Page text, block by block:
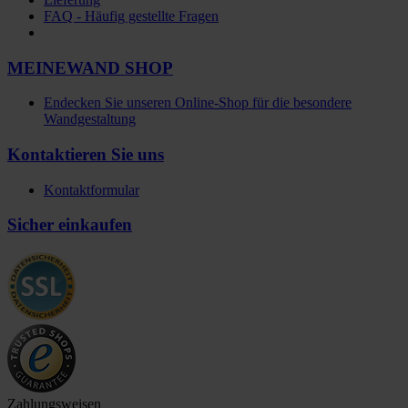
FAQ - Häufig gestellte Fragen
MEINEWAND SHOP
Endecken Sie unseren Online-Shop für die besondere
Wandgestaltung
Kontaktieren Sie uns
Kontaktformular
Sicher einkaufen
Zahlungsweisen